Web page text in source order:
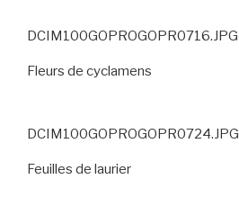
DCIM100GOPROGOPR0716.JPG
Fleurs de cyclamens
DCIM100GOPROGOPR0724.JPG
Feuilles de laurier